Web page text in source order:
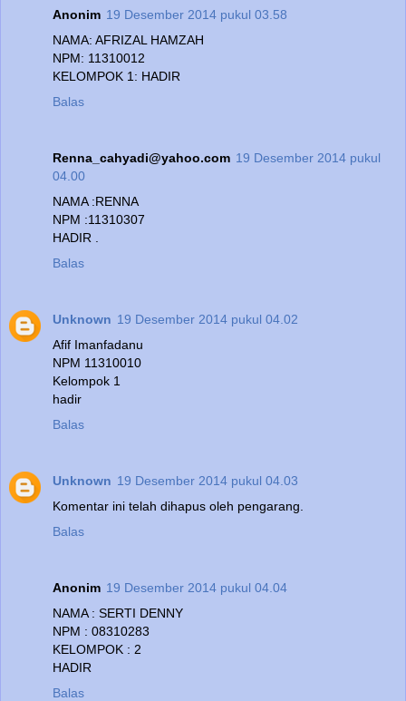
Anonim 19 Desember 2014 pukul 03.58
NAMA: AFRIZAL HAMZAH
NPM: 11310012
KELOMPOK 1: HADIR
Balas
Renna_cahyadi@yahoo.com 19 Desember 2014 pukul
04.00
NAMA :RENNA
NPM :11310307
HADIR .
Balas
Unknown 19 Desember 2014 pukul 04.02
Afif Imanfadanu
NPM 11310010
Kelompok 1
hadir
Balas
Unknown 19 Desember 2014 pukul 04.03
Komentar ini telah dihapus oleh pengarang.
Balas
Anonim 19 Desember 2014 pukul 04.04
NAMA : SERTI DENNY
NPM : 08310283
KELOMPOK : 2
HADIR
Balas